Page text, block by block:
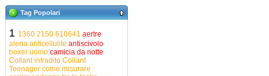
Tag Popolari
1 1360 2150 610641 aertre
alena anticellulite antiscivolo
boxer uomo camicia da notte
Collant infradito Collant
Teenager come misurare